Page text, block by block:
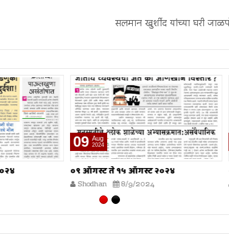
सलमान खुर्शीद यांच्या घरी
09 Aug
2024
०९ ऑगस्ट ते १५ ऑगस्ट २०२४
8/9/2024
02 Aug
2024
०२